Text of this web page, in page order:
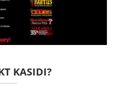
KASIDI?